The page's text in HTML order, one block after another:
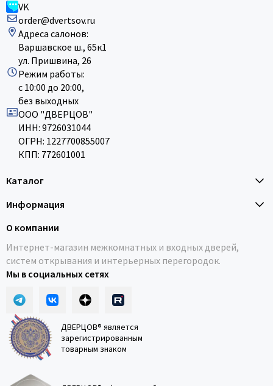
VK
order@dvertsov.ru
Адреса салонов:
Варшавское ш., 65к1
ул. Пришвина, 26
Режим работы:
с 10:00 до 20:00,
без выходных
ООО "ДВЕРЦОВ"
ИНН: 9726031044
ОГРН: 1227700855007
КПП: 772601001
Каталог
Информация
О компании
Интернет-магазин межкомнатных и входных дверей,
систем открывания и интерьерных перегородок.
Мы в социальных сетях
ДВЕРЦОВ® является
зарегистрированным
товарным знаком